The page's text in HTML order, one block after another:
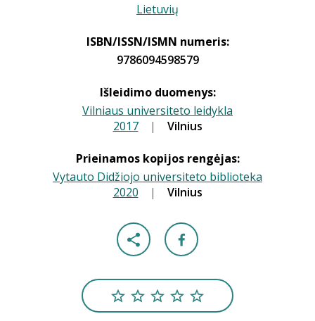
Lietuvių
ISBN/ISSN/ISMN numeris:
9786094598579
Išleidimo duomenys:
Vilniaus universiteto leidykla
2017 | Vilnius
Prieinamos kopijos rengėjas:
Vytauto Didžiojo universiteto biblioteka
2020 | Vilnius